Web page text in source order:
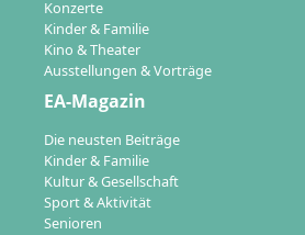
Konzerte
Kinder & Familie
Kino & Theater
Ausstellungen & Vorträge
EA-Magazin
Die neusten Beiträge
Kinder & Familie
Kultur & Gesellschaft
Sport & Aktivität
Senioren